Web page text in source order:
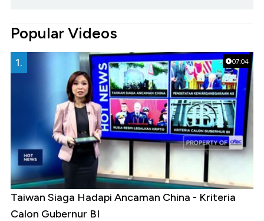
Popular Videos
07:04
1.
Taiwan Siaga Hadapi Ancaman China - Kriteria
Calon Gubernur BI